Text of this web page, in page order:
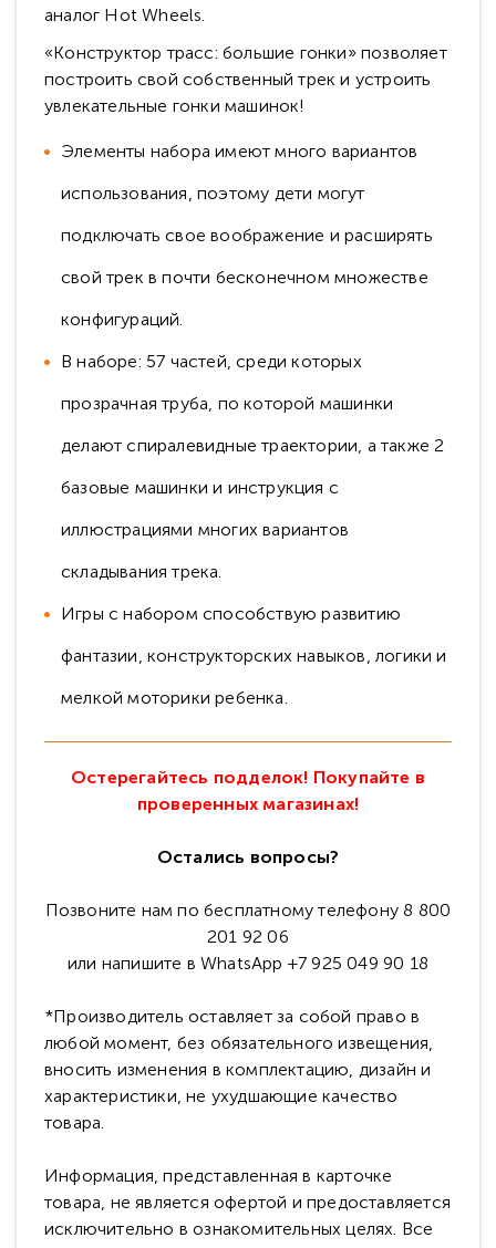
аналог Hot Wheels.
«Конструктор трасс: большие гонки» позволяет
построить свой собственный трек и устроить
увлекательные гонки машинок!
Элементы набора имеют много вариантов
использования, поэтому дети могут
подключать свое воображение и расширять
свой трек в почти бесконечном множестве
конфигураций.
В наборе: 57 частей, среди которых
прозрачная труба, по которой машинки
делают спиралевидные траектории, а также 2
базовые машинки и инструкция с
иллюстрациями многих вариантов
складывания трека.
Игры с набором способствую развитию
фантазии, конструкторских навыков, логики и
мелкой моторики ребенка.
Остерегайтесь подделок! Покупайте в
проверенных магазинах!
Остались вопросы?
Позвоните нам по бесплатному телефону 8 800
201 92 06
или напишите в WhatsApp +7 925 049 90 18
*Производитель оставляет за собой право в
любой момент, без обязательного извещения,
вносить изменения в комплектацию, дизайн и
характеристики, не ухудшающие качество
товара.
Информация, представленная в карточке
товара, не является офертой и предоставляется
исключительно в ознакомительных целях. Все